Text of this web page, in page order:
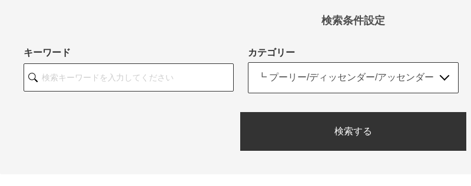
検索条件設定
キーワード カテゴリー
検索する